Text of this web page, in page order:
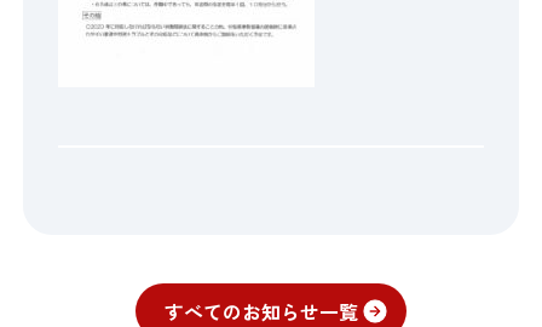
すべてのお知らせ一覧